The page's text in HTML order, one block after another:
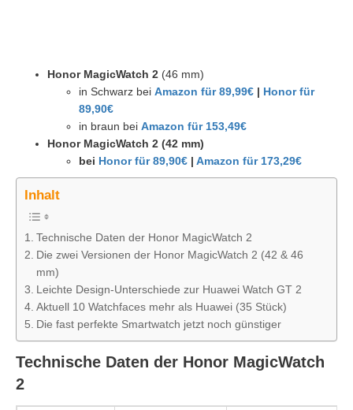
Honor MagicWatch 2 (46 mm)
in Schwarz bei Amazon für 89,99€ | Honor für
89,90€
in braun bei Amazon für 153,49€
Honor MagicWatch 2 (42 mm)
bei Honor für 89,90€ | Amazon für 173,29€
Inhalt
Technische Daten der Honor MagicWatch 2
Die zwei Versionen der Honor MagicWatch 2 (42 & 46
mm)
Leichte Design-Unterschiede zur Huawei Watch GT 2
Aktuell 10 Watchfaces mehr als Huawei (35 Stück)
Die fast perfekte Smartwatch jetzt noch günstiger
Technische Daten der Honor MagicWatch
2